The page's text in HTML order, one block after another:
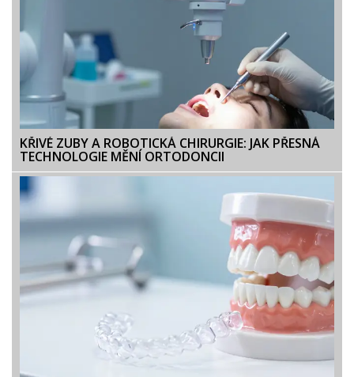
KŘIVÉ ZUBY A ROBOTICKÁ CHIRURGIE: JAK PŘESNÁ
TECHNOLOGIE MĚNÍ ORTODONCII